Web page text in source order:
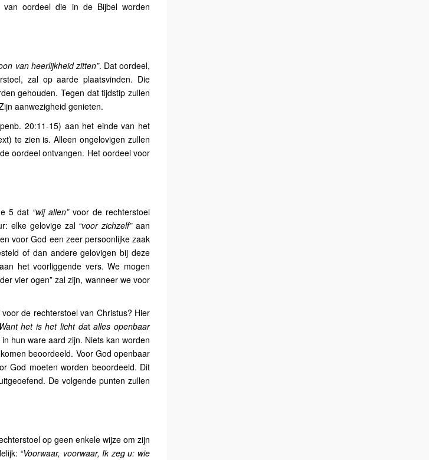
van oordeel die in de Bijbel worden
van heerlijkheid zitten”. Dat oordeel,
zal op aarde plaatsvinden. Die
gehouden. Tegen dat tijdstip zullen
aanwezigheid genieten.
20:11-15) aan het einde van het
te zien is. Alleen ongelovigen zullen
oordeel ontvangen. Het oordeel voor
5 dat “wij allen”voor de rechterstoel
elke gelovige zal “voor zichzelf”aan
voor God een zeer persoonlijke zaak
of dan andere gelovigen bij deze
het voorliggende vers. We mogen
vier ogen” zal zijn, wanneer we voor
de rechterstoel van Christus? Hier
het is het licht datalles openbaar
hun ware aard zijn. Niets kan worden
beoordeeld. Voor God openbaar
God moeten worden beoordeeld. Dit
De volgende punten zullen
op geen enkele wijze om zijn
“Voorwaar, voorwaar, Ik zeg u: wie